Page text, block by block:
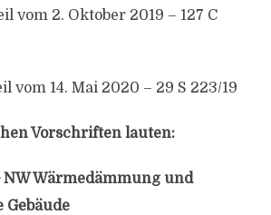
vom 2. Oktober 2019 – 127 C
vom 14. Mai 2020 – 29 S 223/19
Vorschriften lauten:
NW Wärmedämmung und
Gebäude